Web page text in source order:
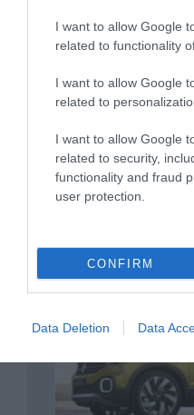
I want to allow Google
related to functionality
I want to allow Google
related to
I want to allow Google
related to security,
functionality and fraud
user protection.
CONFIRM
Data Deletion Data
Későbbre
hibrid